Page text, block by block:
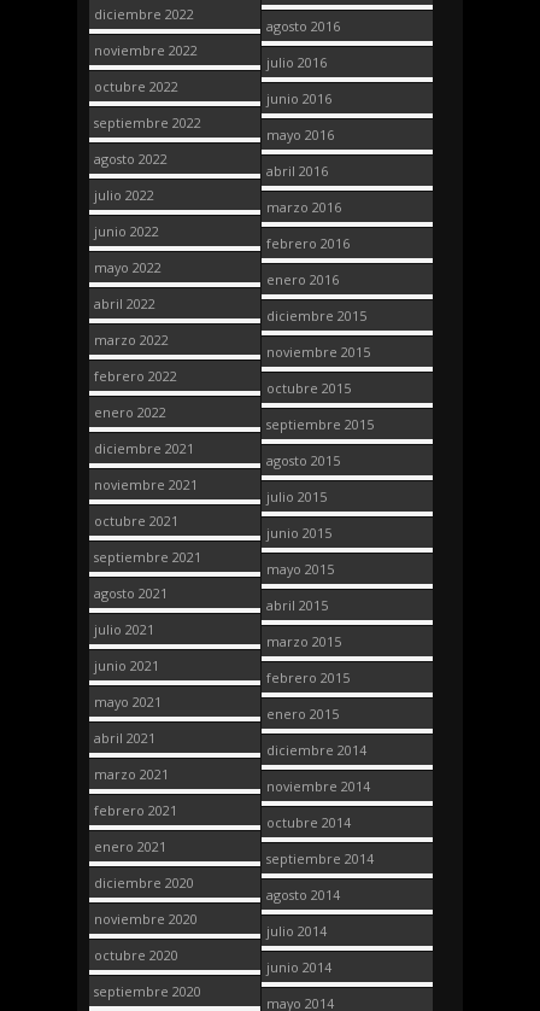
diciembre 2022
noviembre 2022
octubre 2022
septiembre 2022
agosto 2022
julio 2022
junio 2022
mayo 2022
abril 2022
marzo 2022
febrero 2022
enero 2022
diciembre 2021
noviembre 2021
octubre 2021
septiembre 2021
agosto 2021
julio 2021
junio 2021
mayo 2021
abril 2021
marzo 2021
febrero 2021
enero 2021
diciembre 2020
noviembre 2020
octubre 2020
septiembre 2020
agosto 2016
julio 2016
junio 2016
mayo 2016
abril 2016
marzo 2016
febrero 2016
enero 2016
diciembre 2015
noviembre 2015
octubre 2015
septiembre 2015
agosto 2015
julio 2015
junio 2015
mayo 2015
abril 2015
marzo 2015
febrero 2015
enero 2015
diciembre 2014
noviembre 2014
octubre 2014
septiembre 2014
agosto 2014
julio 2014
junio 2014
mayo 2014